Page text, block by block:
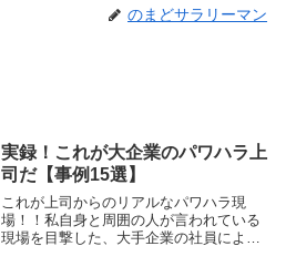
のまどサラリーマン
実録！これが大企業のパワハラ上
司だ【事例15選】
これが上司からのリアルなパワハラ現
場！！私自身と周囲の人が言われている
現場を目撃した、大手企業の社員による